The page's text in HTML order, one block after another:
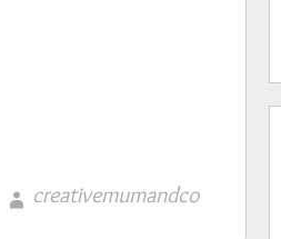
creativemumandco